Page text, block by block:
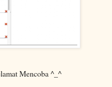
Mencoba ^_^